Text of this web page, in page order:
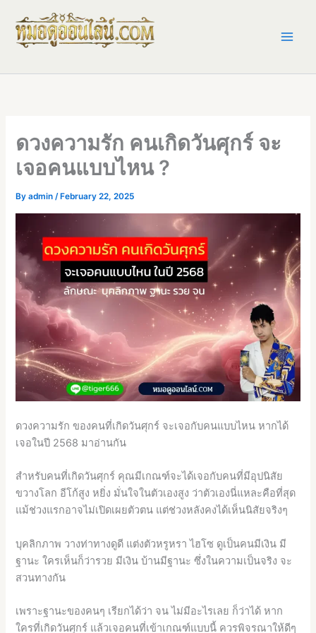
content
ดวงความรัก คนเกิดวันศุกร์ จะ
เจอคนแบบไหน ?
Byadmin/ February 22, 2025
ดวงความรัก ของคนที่เกิดวันศุกร์ จะเจอกับคนแบบไหน หากได้
เจอในปี 2568 มาอ่านกัน
สำหรับคนที่เกิดวันศุกร์ คุณมีเกณฑ์จะได้เจอกับคนที่มีอุปนิสัย
ขวางโลก อีโก้สูง หยิ่ง มั่นใจในตัวเองสูง ว่าตัวเองนี่แหละคือที่สุด
แม้ช่วงแรกอาจไม่เปิดเผยตัวตน แต่ช่วงหลังคงได้เห็นนิสัยจริงๆ
บุคลิกภาพ วางท่าทางดูดี แต่งตัวหรูหรา ไฮโซ ดูเป็นคนมีเงิน มี
ฐานะ ใครเห็นก็ว่ารวย มีเงิน บ้านมีฐานะ ซึ่งในความเป็นจริง จะ
สวนทางกัน
เพราะฐานะของคนๆ เรียกได้ว่า จน ไม่มีอะไรเลย ก็ว่าได้ หาก
ใครที่เกิดวันศุกร์ แล้วเจอคนที่เข้าเกณฑ์แบบนี้ ควรพิจรณาให้ดีๆ